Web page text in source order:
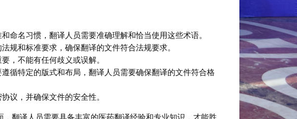
命名习惯，翻译人员需要准确理解和恰当使用这些术语。
规和标准要求，确保翻译的文件符合法规要求。
，不能有任何歧义或误解。
循特定的版式和布局，翻译人员需要确保翻译的文件符合格
议，并确保文件的安全性。
翻译人员需要具备丰富的医药翻译经验和专业知识，才能胜